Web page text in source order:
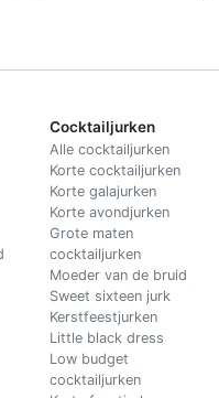
Cocktailjurken
Alle cocktailjurken
Korte cocktailjurken
Korte galajurken
Korte avondjurken
Grote maten
cocktailjurken
Moeder van de bruid
Sweet sixteen jurk
Kerstfeestjurken
Little black dress
Low budget
cocktailjurken